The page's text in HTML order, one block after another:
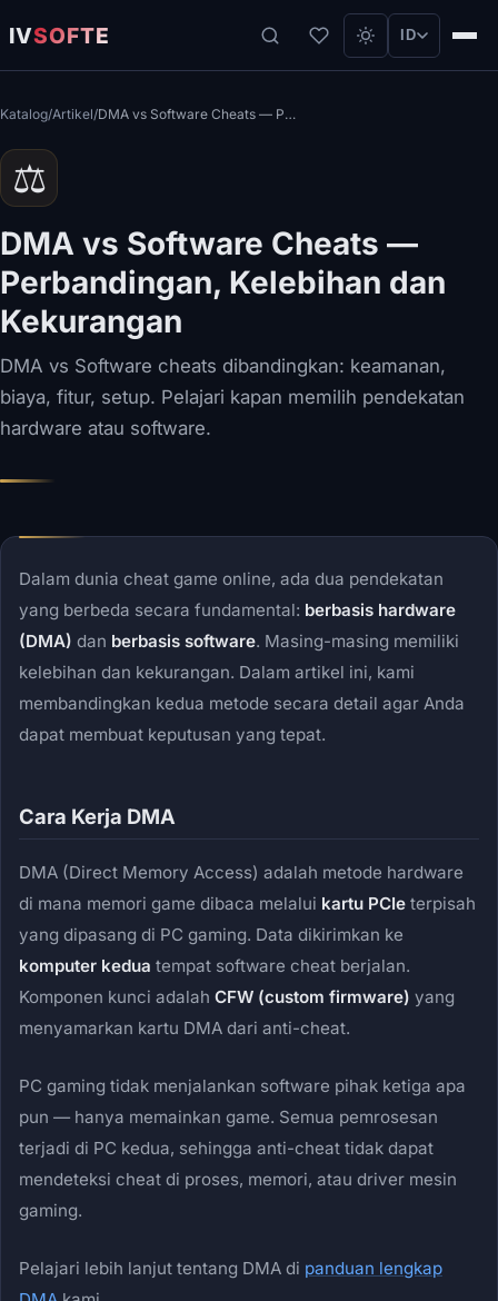
IVSOFTE ID
Katalog/Artikel/ DMA vs Software Cheats — Perbandingan, Kelebihan dan Kekurangan
⚖️
DMA vs Software Cheats —
Perbandingan, Kelebihan dan
Kekurangan
DMA vs Software cheats dibandingkan: keamanan,
biaya, fitur, setup. Pelajari kapan memilih pendekatan
hardware atau software.
Dalam dunia cheat game online, ada dua pendekatan
yang berbeda secara fundamental: berbasis hardware
(DMA) dan berbasis software. Masing-masing memiliki
kelebihan dan kekurangan. Dalam artikel ini, kami
membandingkan kedua metode secara detail agar Anda
dapat membuat keputusan yang tepat.
Cara Kerja DMA
DMA (Direct Memory Access) adalah metode hardware
di mana memori game dibaca melalui kartu PCIe terpisah
yang dipasang di PC gaming. Data dikirimkan ke
komputer kedua tempat software cheat berjalan.
Komponen kunci adalah CFW (custom firmware) yang
menyamarkan kartu DMA dari anti-cheat.
PC gaming tidak menjalankan software pihak ketiga apa
pun — hanya memainkan game. Semua pemrosesan
terjadi di PC kedua, sehingga anti-cheat tidak dapat
mendeteksi cheat di proses, memori, atau driver mesin
gaming.
Pelajari lebih lanjut tentang DMA di panduan lengkap